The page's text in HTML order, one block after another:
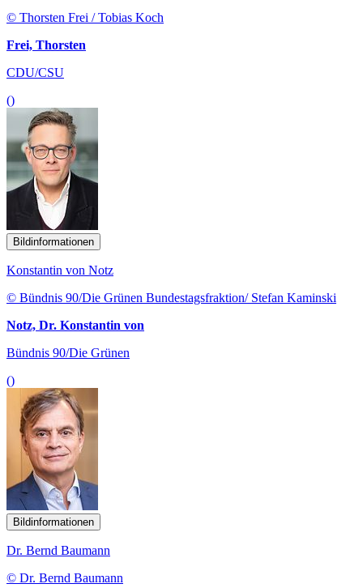
© Thorsten Frei / Tobias Koch
Frei, Thorsten
CDU/CSU
()
Bildinformationen
Konstantin von Notz
© Bündnis 90/Die Grünen Bundestagsfraktion/ Stefan Kaminski
Notz, Dr. Konstantin von
Bündnis 90/Die Grünen
()
Bildinformationen
Dr. Bernd Baumann
© Dr. Bernd Baumann